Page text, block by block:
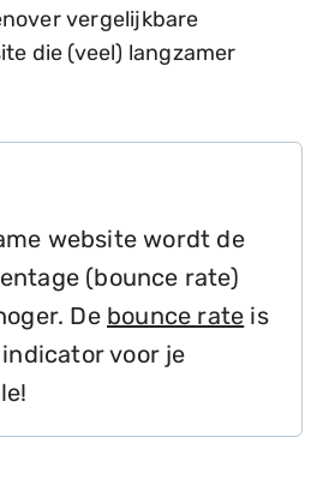
vergelijkbare
die (veel) langzamer
website wordt de
(bounce rate)
De bounce rate is
voor je